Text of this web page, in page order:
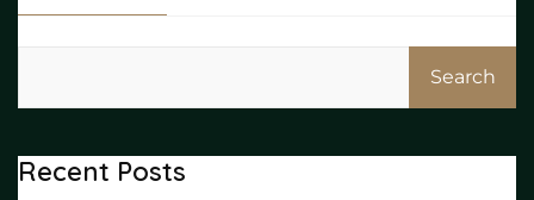
Search
Recent Posts